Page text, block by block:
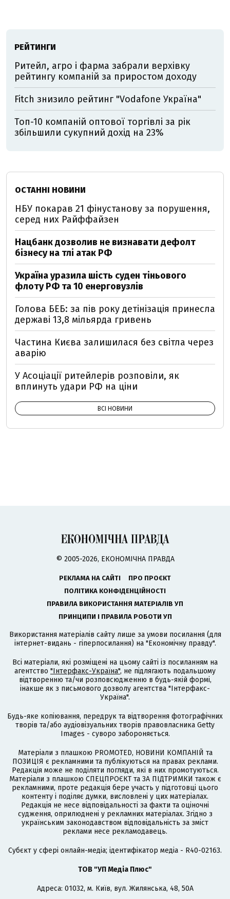
РЕЙТИНГИ
Ритейл, агро і фарма забрали верхівку
рейтингу компаній за приростом доходу
Fitch знизило рейтинг "Vodafone Україна"
Топ-10 компаній оптової торгівлі за рік
збільшили сукупний дохід на 23%
ОСТАННІ НОВИНИ
НБУ покарав 21 фінустанову за порушення,
серед них Райффайзен
Нацбанк дозволив не визнавати дефолт
бізнесу на тлі атак РФ
Україна уразила шість суден тіньового
флоту РФ та 10 енерговузлів
Голова БЕБ: за пів року детінізація принесла
державі 13,8 мільярда гривень
Частина Києва залишилася без світла через
аварію
У Асоціації ритейлерів розповіли, як
вплинуть удари РФ на ціни
ВСІ НОВИНИ
© 2005-2026, ЕКОНОМІЧНА ПРАВДА
РЕКЛАМА НА САЙТІ
ПРО ПРОЄКТ
ПОЛІТИКА КОНФІДЕНЦІЙНОСТІ
ПРАВИЛА ВИКОРИСТАННЯ МАТЕРІАЛІВ УП
ПРИНЦИПИ І ПРАВИЛА РОБОТИ УП
Використання матеріалів сайту лише за умови посилання (для
інтернет-видань - гіперпосилання) на "Економічну правду".
Всі матеріали, які розміщені на цьому сайті із посиланням на
агентство "Інтерфакс-Україна", не підлягають подальшому
відтворенню та/чи розповсюдженню в будь-якій формі,
інакше як з письмового дозволу агентства "Інтерфакс-
Україна".
Будь-яке копіювання, передрук та відтворення фотографічних
творів та/або аудіовізуальних творів правовласника Getty
Images - суворо забороняється.
Матеріали з плашкою PROMOTED, НОВИНИ КОМПАНІЙ та
ПОЗИЦІЯ є рекламними та публікуються на правах реклами.
Редакція може не поділяти погляди, які в них промотуються.
Матеріали з плашкою СПЕЦПРОЄКТ та ЗА ПІДТРИМКИ також є
рекламними, проте редакція бере участь у підготовці цього
контенту і поділяє думки, висловлені у цих матеріалах.
Редакція не несе відповідальності за факти та оціночні
судження, оприлюднені у рекламних матеріалах. Згідно з
українським законодавством відповідальність за зміст
реклами несе рекламодавець.
Cубєкт у сфері онлайн-медіа; ідентифікатор медіа - R40-02163.
ТОВ "УП Медіа Плюс"
Адреса: 01032, м. Київ, вул. Жилянська, 48, 50А